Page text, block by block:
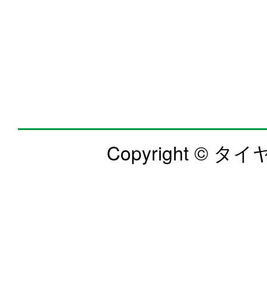
Copyright © タイ